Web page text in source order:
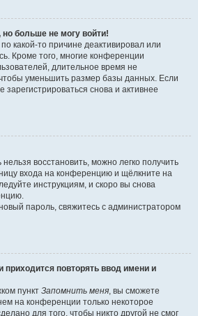
но больше не могу войти!
какой-то причине деактивировал или
Кроме того, многие конференции
длительное время не
уменьшить размер базы данных. Если
снова и активнее
восстановить, можно легко получить
входа на конференцию и щёлкните на
инструкциям, и скоро вы снова
пароль, свяжитесь с администратором
приходится повторять ввод имени и
пункт Запомнить меня, вы сможете
на конференции только некоторое
для того, чтобы никто другой не смог